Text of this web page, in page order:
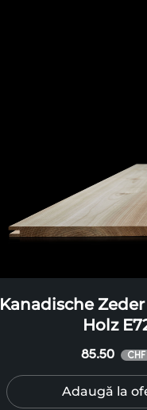
Kanadische
Holz
85.50 CHF
Adaugă la